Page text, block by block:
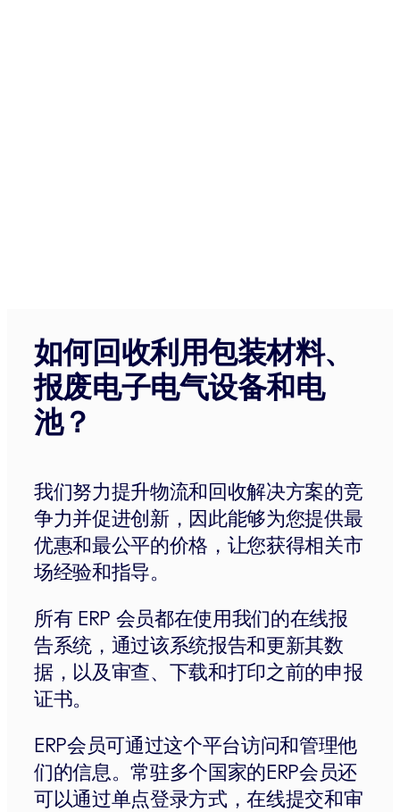
如何回收利用包装材料、
报废电子电气设备和电
池？
我们努力提升物流和回收解决方案的竞
争力并促进创新，因此能够为您提供最
优惠和最公平的价格，让您获得相关市
场经验和指导。
所有 ERP 会员都在使用我们的在线报
告系统，通过该系统报告和更新其数
据，以及审查、下载和打印之前的申报
证书。
ERP会员可通过这个平台访问和管理他
们的信息。常驻多个国家的ERP会员还
可以通过单点登录方式，在线提交和审